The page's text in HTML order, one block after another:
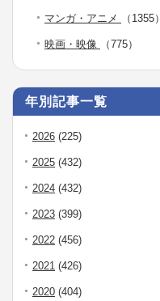
マンガ・アニメ （1355）
映画・映像 （775）
年別記事一覧
2026 (225)
2025 (432)
2024 (432)
2023 (399)
2022 (456)
2021 (426)
2020 (404)